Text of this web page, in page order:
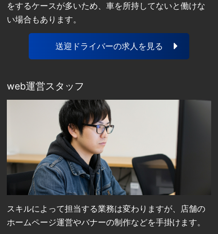
をするケースが多いため、車を所持してないと働けな
い場合もあります。
送迎ドライバーの求人を見る
web運営スタッフ
スキルによって担当する業務は変わりますが、店舗の
ホームページ運営やバナーの制作などを手掛けます。